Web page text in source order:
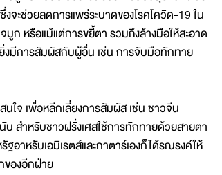
จะช่วยลดการแพร่ระบาดของโรคโควิด-19 ใน
มูก หรือแม้แต่การขยี้ตา รวมถึงล้างมือให้สะอาด
ะยิ่งมีการสัมผัสกับผู้อื่น เช่น การจับมือทักทาย
ใจ เพื่อหลีกเลี่ยงการสัมผัส เช่น ชาวจีน
สำหรับชาวฝรั่งเศสใช้การทักทายด้วยสายตา
อาหรับเอมิเรตส์และกาตาร์เองก็ได้รณรงค์ให้
องอีกฝ่าย